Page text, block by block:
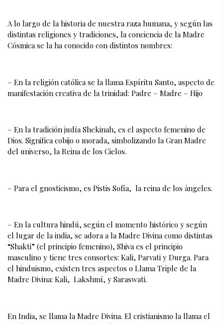
A lo largo de la historia de nuestra raza humana, y según las
distintas religiones y tradiciones, la conciencia de la Madre
Cósmica se la ha conocido con distintos nombres:
– En la religión católica se la llama Espíritu Santo, aspecto de
manifestación creativa de la trinidad: Padre – Madre – Hijo
– En la tradición judía Shekinah, es el aspecto femenino de
Dios. Significa cobijo o morada, simbolizando la Gran Madre
del universo, la Reina de los Cielos.
– Para el gnosticismo, es Pistis Sofía,  la reina de los ángeles.
– En la cultura hindú, según el momento histórico y según
el lugar de la india, se adora a la Madre Divina como distintas
“Shakti” (el principio femenino), Shiva es el principio
masculino y tiene tres consortes: Kali, Parvati y Durga. Para
el hinduismo, existen tres aspectos o Llama Triple de la
Madre Divina: Kali,  Lakshmí, y Saraswati.
En India, se llama la Madre Divina. El cristianismo la llama el